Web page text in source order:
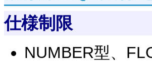
仕様制限
NUMBER型、